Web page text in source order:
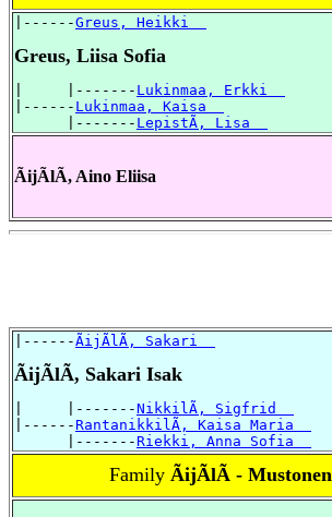
|------Greus, Heikki
Greus, Liisa Sofia
|     |------- Lukinmaa, Erkki
|------ Lukinmaa, Kaisa
      |-------
LepistÃ, Lisa
ÃijÃlÃ, Aino Eliisa
|------ÃijÃlÃ, Sakari
ÃijÃlÃ, Sakari Isak
|     |-------NikkilÃ, Sigfrid
|------RantanikkilÃ, Kaisa Maria
      |-------
Riekki, Anna Sofia
Family ÃijÃlÃ - Mustonen